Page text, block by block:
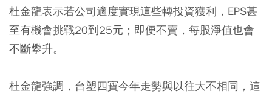
杜金龍表示若公司適度實現這些轉投資獲利，EPS甚
至有機會挑戰20到25元；即便不賣，每股淨值也會
不斷攀升。
杜金龍強調，台塑四寶今年走勢與以往大不相同，這